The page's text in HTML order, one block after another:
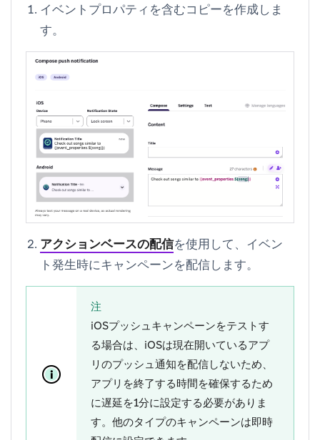
イベントプロパティを含むコピーを作成しま
す。
アクションベースの配信を使用して、イベン
ト発生時にキャンペーンを配信します。
注
iOSプッシュキャンペーンをテストす
る場合は、iOSは現在開いているアプ
リのプッシュ通知を配信しないため、
アプリを終了する時間を確保するため
に遅延を1分に設定する必要がありま
す。他のタイプのキャンペーンは即時